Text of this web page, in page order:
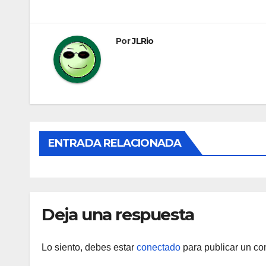
entradas
PorJLRio
ENTRADA RELACIONADA
Deja una respuesta
Lo siento, debes estar conectado para publicar un